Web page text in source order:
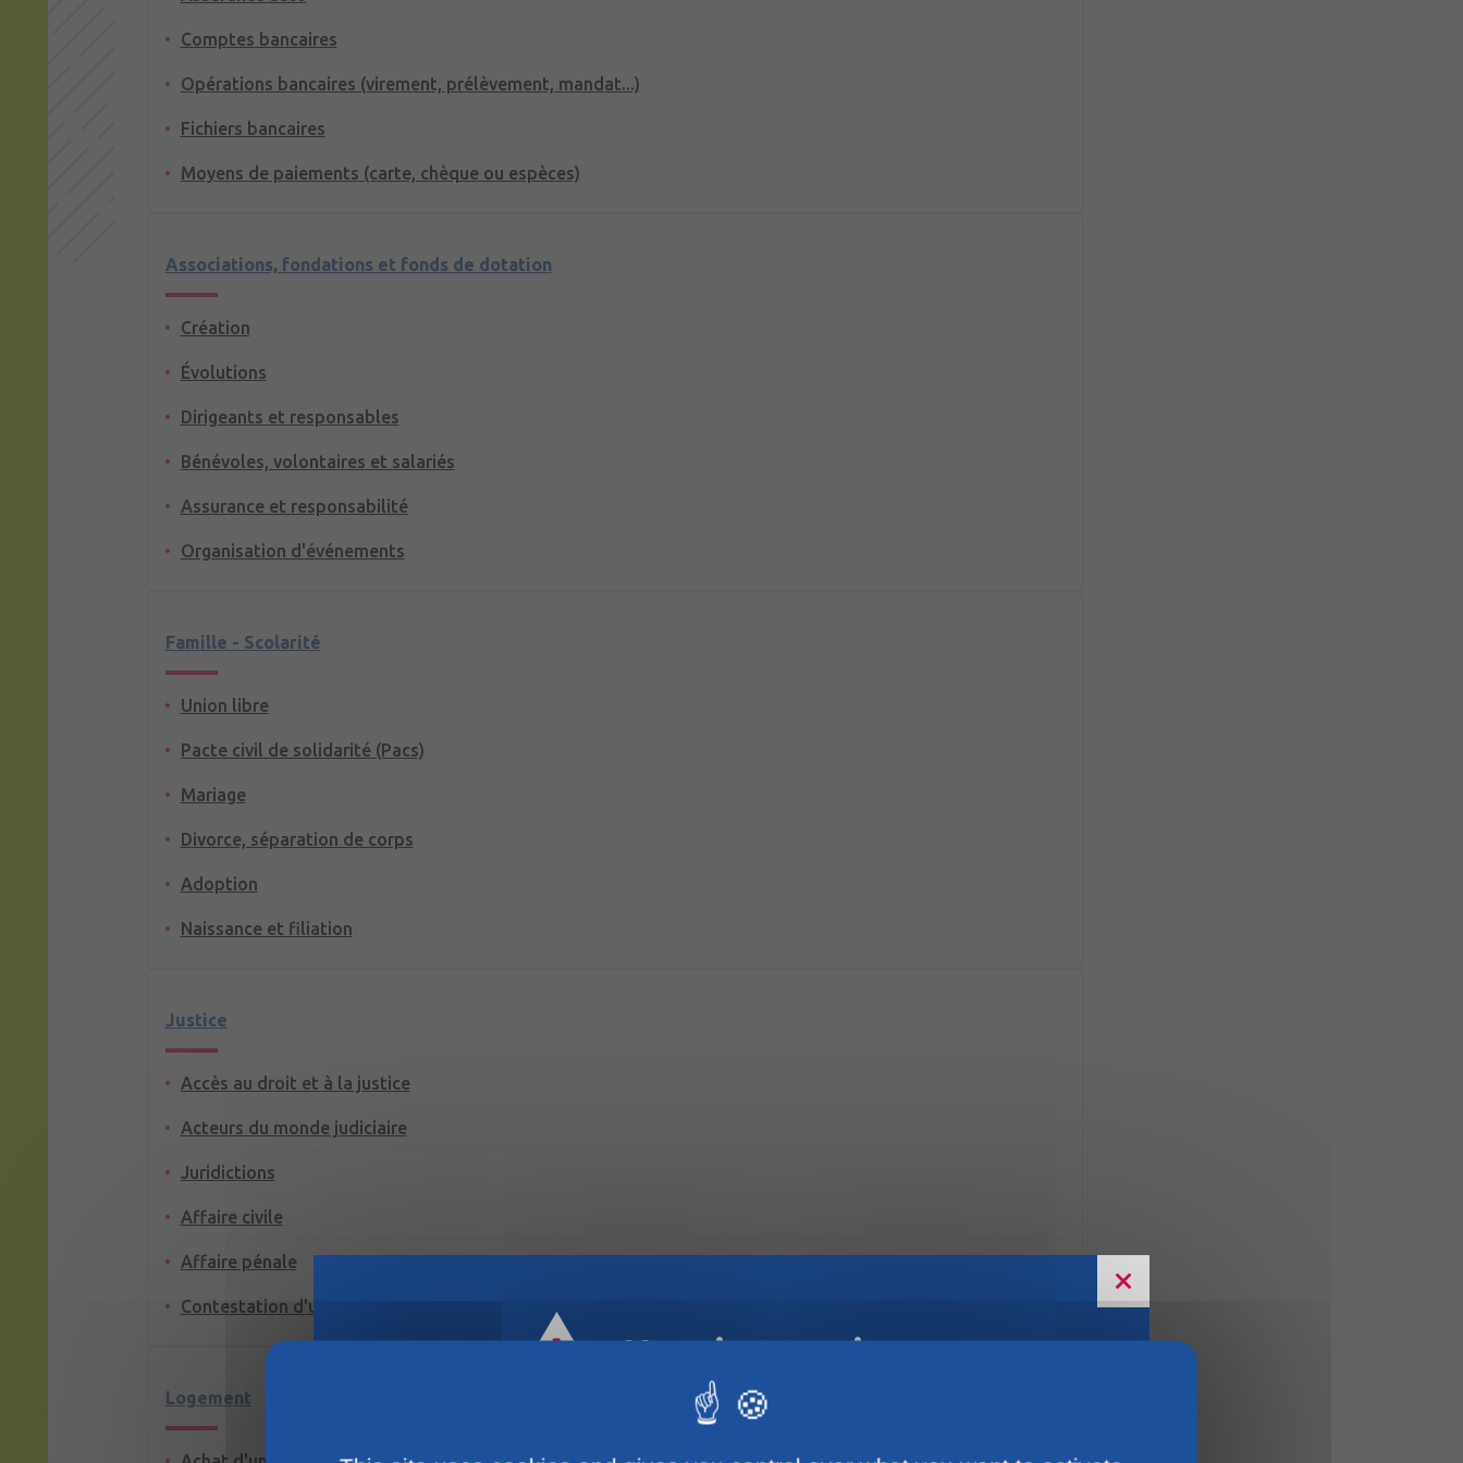
Comptes bancaires
Opérations bancaires (virement, prélèvement, mandat...)
Fichiers bancaires
Moyens de paiements (carte, chèque ou espèces)
Associations, fondations et fonds de dotation
Création
Évolutions
Dirigeants et responsables
Bénévoles, volontaires et salariés
Assurance et responsabilité
Organisation d'événements
Famille - Scolarité
Union libre
Pacte civil de solidarité (Pacs)
Mariage
Divorce, séparation de corps
Adoption
Naissance et filiation
Justice
Accès au droit et à la justice
Acteurs du monde judiciaire
Juridictions
Affaire civile
Affaire pénale
Contestation d'un jugement
Logement
Horaires estivaux